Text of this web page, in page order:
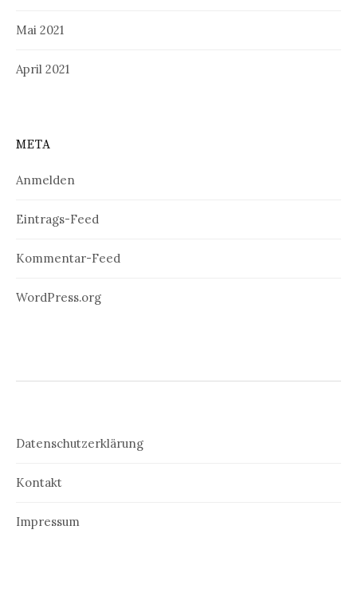
Mai 2021
April 2021
META
Anmelden
Eintrags-Feed
Kommentar-Feed
WordPress.org
Datenschutzerklärung
Kontakt
Impressum